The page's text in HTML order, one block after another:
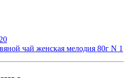
чай женская мелодия 80г N 1